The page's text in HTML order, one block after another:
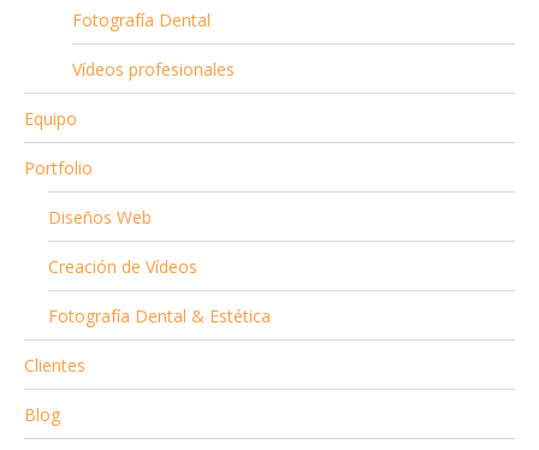
Fotografía Dental
Vídeos profesionales
Equipo
Portfolio
Diseños Web
Creación de Vídeos
Fotografía Dental & Estética
Clientes
Blog